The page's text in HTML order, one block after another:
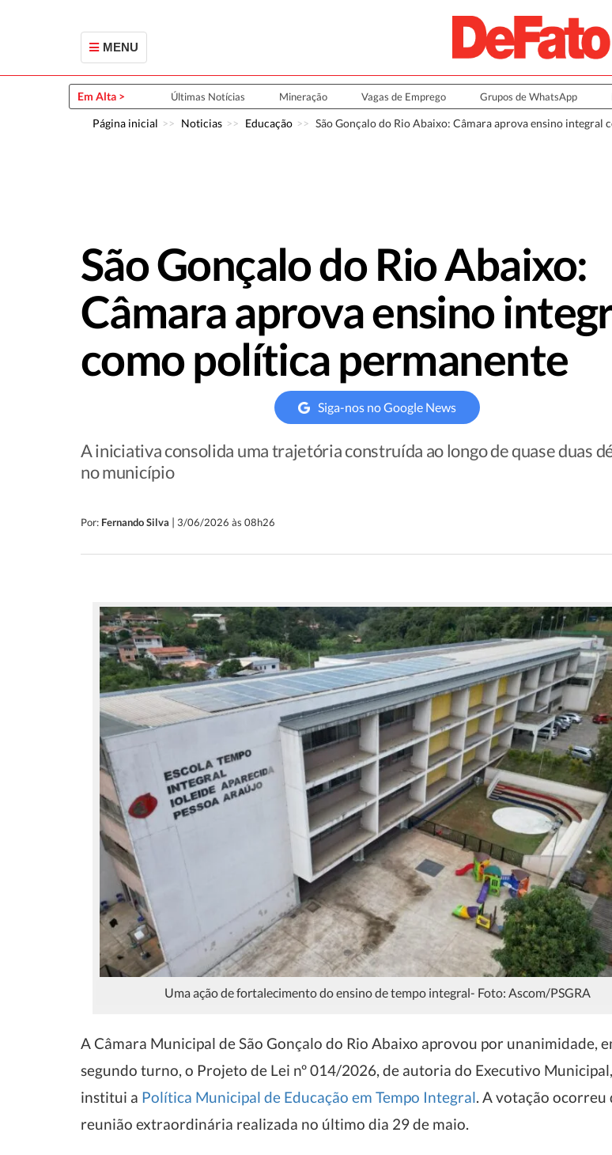
MENU
Em Alta > Últimas Notícias Mineração Vagas de Emprego Grupos de WhatsApp
Página inicial Noticias Educação São Gonçalo do Rio Abaixo: Câmara aprova ensino integral
São Gonçalo do Rio Abaixo:
Câmara aprova ensino
como política permanente
Siga-nos no Google News
A iniciativa consolida uma trajetória construída ao longo de quase duas
no município
Por: Fernando Silva | 3/06/2026 às 08h26
Uma ação de fortalecimento do ensino de tempo integral- Foto: Ascom/PSGRA
A Câmara Municipal de São Gonçalo do Rio Abaixo aprovou por unanimidade,
segundo turno, o Projeto de Lei nº 014/2026, de autoria do Executivo
institui a Política Municipal de Educação em Tempo Integral . A votação
reunião extraordinária realizada no último dia 29 de maio.